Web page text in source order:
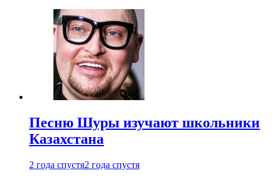
Песню Шуры изучают школьники
Казахстана
2 года спустя2 года спустя